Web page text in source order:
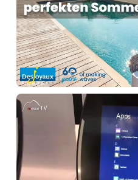
Anzeige